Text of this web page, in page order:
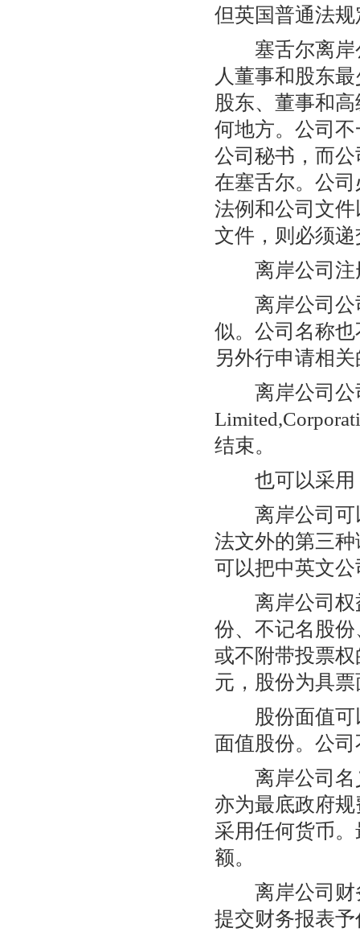
但英国普通法
塞舌尔离岸公
人董事和股东
股东、董事和
何地方。公司
公司秘书，而
在塞舌尔。公
法例和公司文
文件，则必须
离岸公司注
离岸公司公司
似。公司名称
另外行申请相
离岸公司公
结束。
也可以采用『
离岸公司可以
法文外的第三
可以把中英文
离岸公司权益
份、不记名股
或不附带投票
元，股份为具
股份面值可以
面值股份。公
离岸公司名义
亦为最底政府
采用任何货币
额。
离岸公司财务
提交财务报表